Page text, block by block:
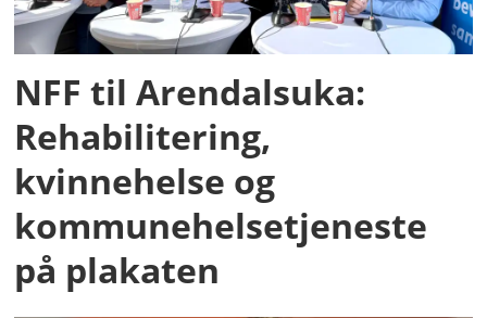
NFF til Arendalsuka:
Rehabilitering,
kvinnehelse og
kommunehelsetjeneste
på plakaten